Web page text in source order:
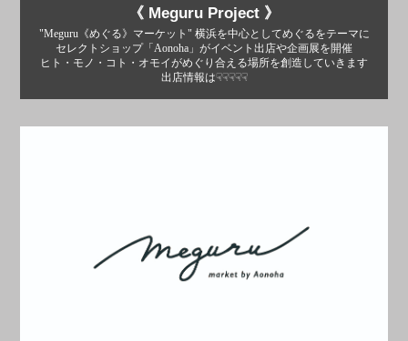
《 Meguru Project 》
"Meguru《めぐる》マーケット" 横浜を中心としてめぐるをテーマに
セレクトショップ「Aonoha」がイベント出店や企画展を開催
ヒト・モノ・コト・オモイがめぐり合える場所を創造していきます
出店情報は☟☟☟☟☟